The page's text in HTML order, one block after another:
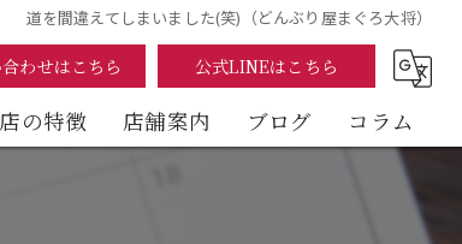
道を間違えてしまいました(笑)（どんぶり屋まぐろ大将）
わせはこちら 公式LINEはこちら
の特徴 店舗案内 ブログ コラム